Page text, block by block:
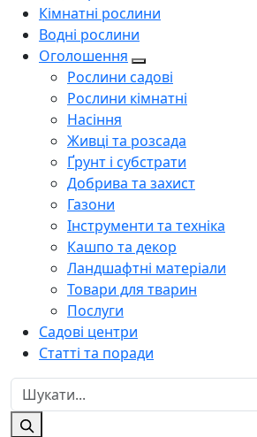
Кімнатні рослини
Водні рослини
Оголошення
Рослини садові
Рослини кімнатні
Насіння
Живці та розсада
Ґрунт і субстрати
Добрива та захист
Газони
Інструменти та техніка
Кашпо та декор
Ландшафтні матеріали
Товари для тварин
Послуги
Садові центри
Статті та поради